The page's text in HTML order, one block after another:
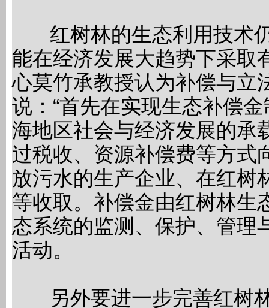
红树林的生态利用技术
能在经济发展大趋势下采取
心莫竹承教授认为补偿与立
说：“首先在实现生态补偿
海地区社会与经济发展的承
过税收、资源补偿费等方式
放污水的生产企业、在红树
等收取。补偿金由红树林生
态系统的监测、保护、管理
活动。
另外要进一步完善红树